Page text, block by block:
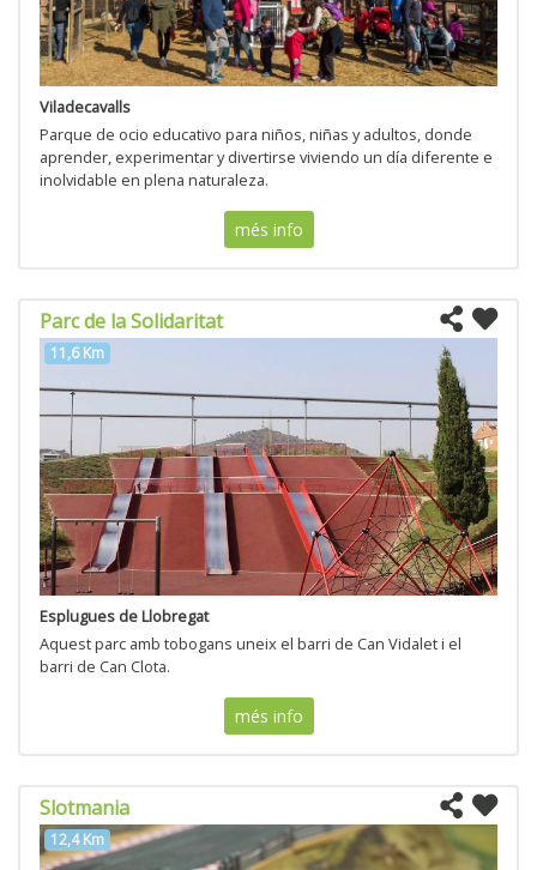
Viladecavalls
Parque de ocio educativo para niños, niñas y adultos, donde
aprender, experimentar y divertirse viviendo un día diferente e
inolvidable en plena naturaleza.
més info
Parc de la Solidaritat
11,6 Km
Esplugues de Llobregat
Aquest parc amb tobogans uneix el barri de Can Vidalet i el
barri de Can Clota.
més info
Slotmania
12,4 Km